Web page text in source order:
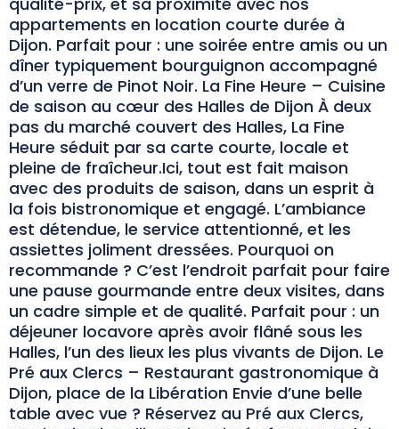
appartements en location courte durée à
Dijon. Parfait pour : une soirée entre amis ou un
dîner typiquement bourguignon accompagné
d’un verre de Pinot Noir. La Fine Heure – Cuisine
de saison au cœur des Halles de Dijon À deux
pas du marché couvert des Halles, La Fine
Heure séduit par sa carte courte, locale et
pleine de fraîcheur.Ici, tout est fait maison
avec des produits de saison, dans un esprit à
la fois bistronomique et engagé. L’ambiance
est détendue, le service attentionné, et les
assiettes joliment dressées. Pourquoi on
recommande ? C’est l’endroit parfait pour faire
une pause gourmande entre deux visites, dans
un cadre simple et de qualité. Parfait pour : un
déjeuner locavore après avoir flâné sous les
Halles, l’un des lieux les plus vivants de Dijon. Le
Pré aux Clercs – Restaurant gastronomique à
Dijon, place de la Libération Envie d’une belle
table avec vue ? Réservez au Pré aux Clercs,